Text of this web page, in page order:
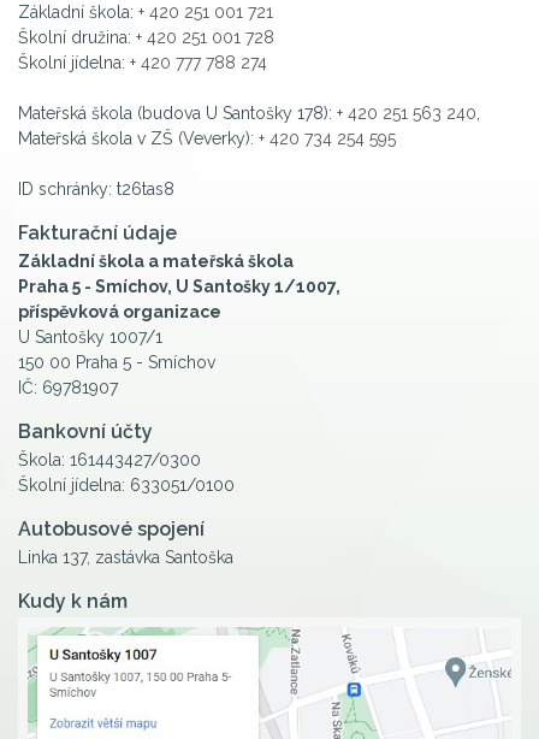
Základní škola: + 420 251 001 721
Školní družina: + 420 251 001 728
Školní jídelna: + 420 777 788 274
Mateřská škola (budova U Santošky 178): + 420 251 563 240
Mateřská škola v ZŠ (Veverky): + 420 734 254 595
ID schránky: t26tas8
Fakturační údaje
Základní škola a mateřská škola
Praha 5 - Smíchov, U Santošky 1/1007,
příspěvková organizace
U Santošky 1007/1
150 00 Praha 5 - Smíchov
IČ: 69781907
Bankovní účty
Škola: 161443427/0300
Školní jídelna: 633051/0100
Autobusové spojení
Linka 137, zastávka Santoška
Kudy k nám